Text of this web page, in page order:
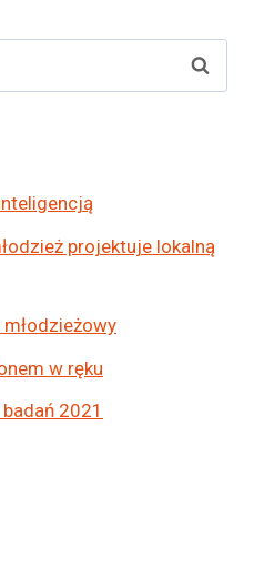
projektuje lokalną
w ręku
2021